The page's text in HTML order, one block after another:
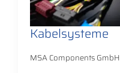
Kabelsysteme
MSA Components GmbH